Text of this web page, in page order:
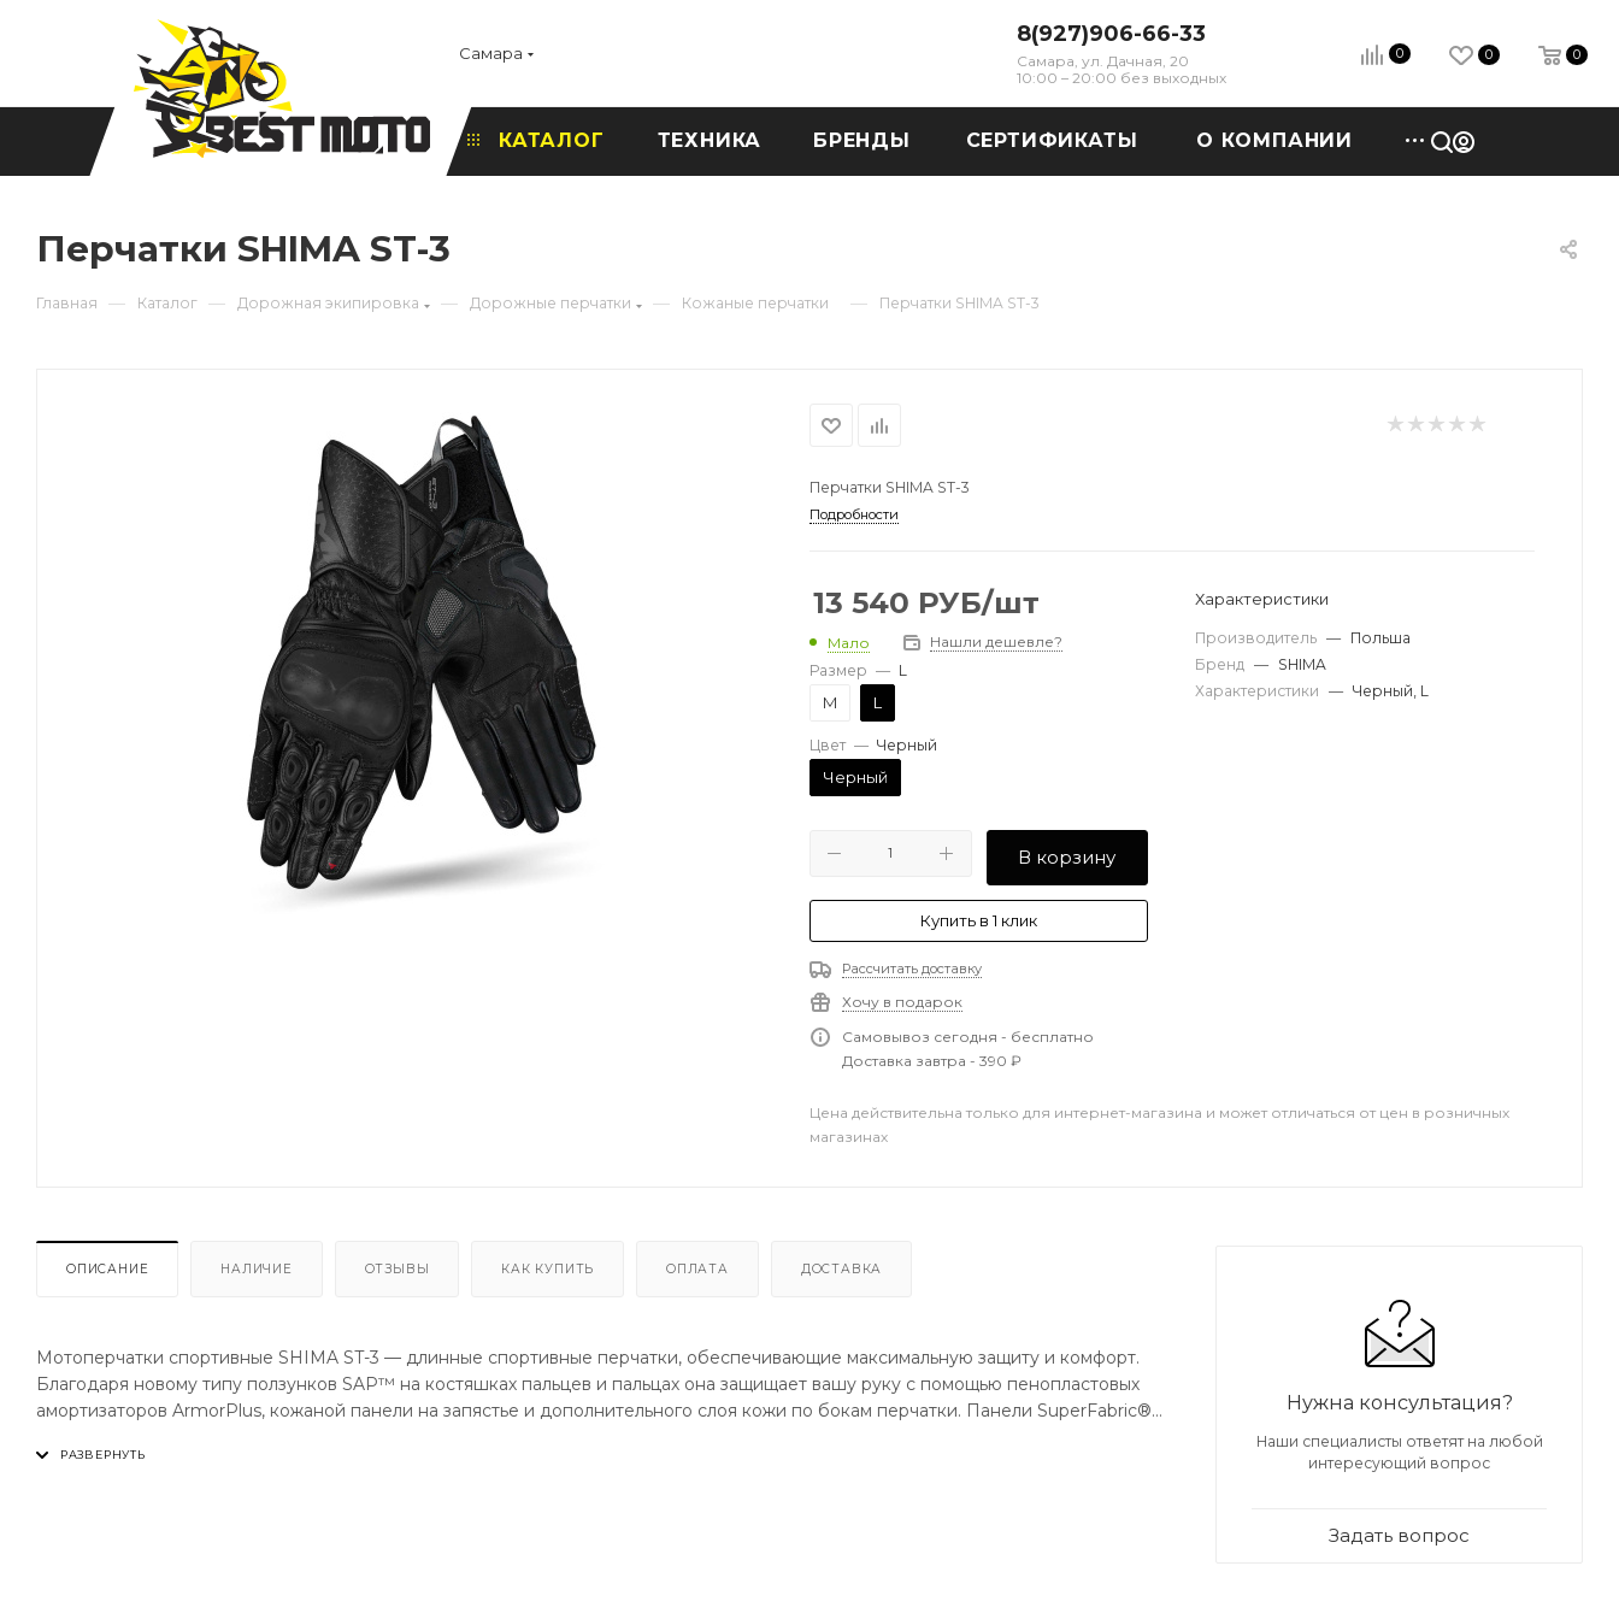
Самара
8(927)906-66-33
Самара, ул. Дачная, 20
10:00 – 20:00 без выходных
0 0 0
КАТАЛОГ ТЕХНИКА БРЕНДЫ СЕРТИФИКАТЫ О КОМПАНИИ
Перчатки SHIMA ST-3
Главная — Каталог — Дорожная экипировка — Дорожные перчатки — Кожаные перчатки — Перчатки SHIMA ST-3
Перчатки SHIMA ST-3
Подробности
13 540 РУБ/шт
Мало
Нашли дешевле?
Размер — L
M L
Цвет — Черный
Черный
В корзину
Купить в 1 клик
Рассчитать доставку
Хочу в подарок
Самовывоз сегодня - бесплатно
Доставка завтра - 390 ₽
Характеристики
Производитель — Польша
Бренд — SHIMA
Характеристики — Черный, L
Цена действительна только для интернет-магазина и может отличаться от цен в розничных
магазинах
ОПИСАНИЕ НАЛИЧИЕ ОТЗЫВЫ КАК КУПИТЬ ОПЛАТА ДОСТАВКА
Мотоперчатки спортивные SHIMA ST-3 — длинные спортивные перчатки, обеспечивающие максимальную защиту и комфорт.
Благодаря новому типу ползунков SAP™ на костяшках пальцев и пальцах она защищает вашу руку с помощью пенопластовых
амортизаторов ArmorPlus, кожаной панели на запястье и дополнительного слоя кожи по бокам перчатки. Панели SuperFabric®
более прочными и устойчивыми к истиранию и разрывам. Застежка V-Lock™ — эргономичное и удобное решение. ST-3
Нужна консультация?
Наши специалисты ответят на любой
интересующий вопрос
Задать вопрос